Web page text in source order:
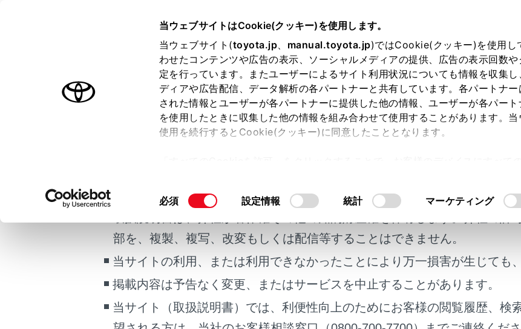
当ウェブサイトはCookie(クッキー)を使用します。
当ウェブサイト(toyota.jp、 manual.toyota.jp)ではCookie(クッキー)を使用し
わせたコンテンツや広告の表示、ソーシャルメディアの提供、広告の表示回数や
定を行っています。またユーザーによるサイト利用状況についても情報を収集し
ディアや広告配信、データ解析の各パートナーと共有しています。各パートナ
された情報とユーザーが各パートナーに提供した他の情報、ユーザーが各パー
を使用したときに収集した他の情報を組み合わせて使用することがあります。
使用を続行するとCookie(クッキー)に同意したこととなります。
て」をご覧ください。
同
の
選
択
必須 設定情報 統計 マーケティング
はじめに
安全・安心のために
お手入れのしかた
万一の場合には
こんなときは
ブックマーク
あとで読む
安全・安心のために 安全にお使いいただくために
安全なドライブのために
メニュー
正しい運転姿勢について
シートベルトを正しく着用する
ミラーを調整する
ご利用の条件
掲載している取扱説明書はお客様の年式に合致しない場合があります。
部を、複製、複写、改変もしくは配信等することはできません。
当サイトの利用、または利用できなかったことにより万一損害が生じても
掲載内容は予告なく変更、またはサービスを中止することがあります。
当サイト（取扱説明書）では、利便性向上のためにお客様の閲覧履歴、検